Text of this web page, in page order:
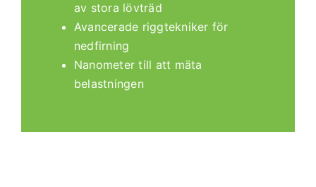
av stora lövträd
Avancerade riggtekniker för
nedfirning
Nanometer till att mäta
belastningen